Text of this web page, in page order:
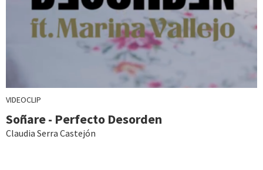
VIDEOCLIP
Soñare - Perfecto Desorden
Claudia Serra Castejón